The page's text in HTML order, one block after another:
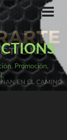
Promoción,